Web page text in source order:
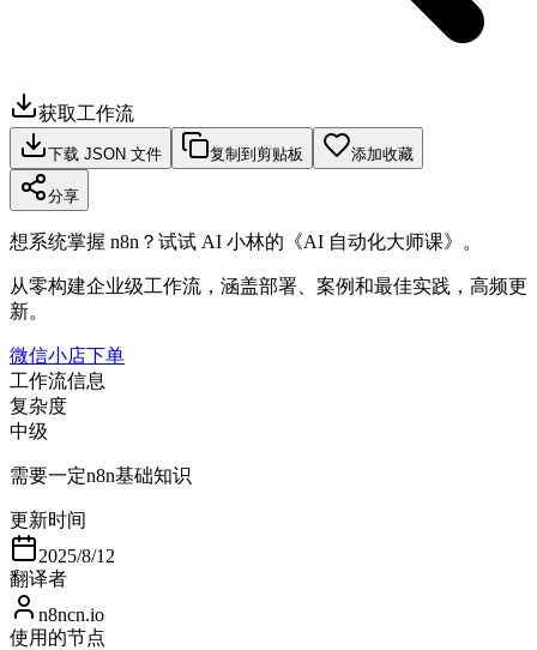
获取工作流
下载 JSON 文件 复制到剪贴板 添加收藏
分享
想系统掌握 n8n？试试 AI 小林的《AI 自动化大师课》。
从零构建企业级工作流，涵盖部署、案例和最佳实践，高频更
新。
微信小店下单
工作流信息
复杂度
中级
需要一定n8n基础知识
更新时间
2025/8/12
翻译者
n8ncn.io
使用的节点